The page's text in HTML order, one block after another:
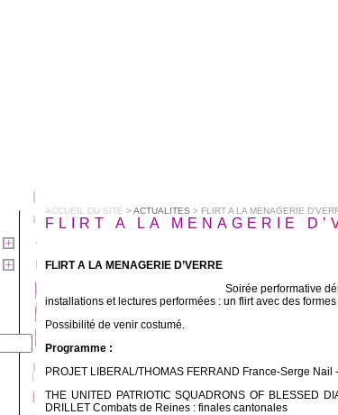
ACCUEIL DU SITE >ACTUALITES > FLIRT A LA MENAGERIE
FLIRT A LA MENAGERIE
FLIRT A LA MENAGERIE D’VERRE
Soirée performative
installations et lectures performées : un flirt avec des
Possibilité de venir costumé.
Programme :
PROJET LIBERAL/THOMAS FERRAND France-Serge Nail
THE UNITED PATRIOTIC SQUADRONS OF BLESSED
DRILLET Combats de Reines : finales cantonales